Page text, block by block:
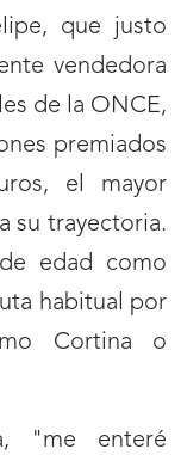
que justo
vendedora
de la ONCE,
premiados
el mayor
su trayectoria.
edad como
habitual por
Cortina o
"me enteré